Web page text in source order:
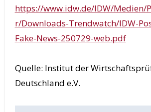
https://www.idw.de/IDW/Medien/
r/Downloads-Trendwatch/IDW-
Fake-News-250729-web.pdf
Quelle: Institut der
Deutschland e.V.